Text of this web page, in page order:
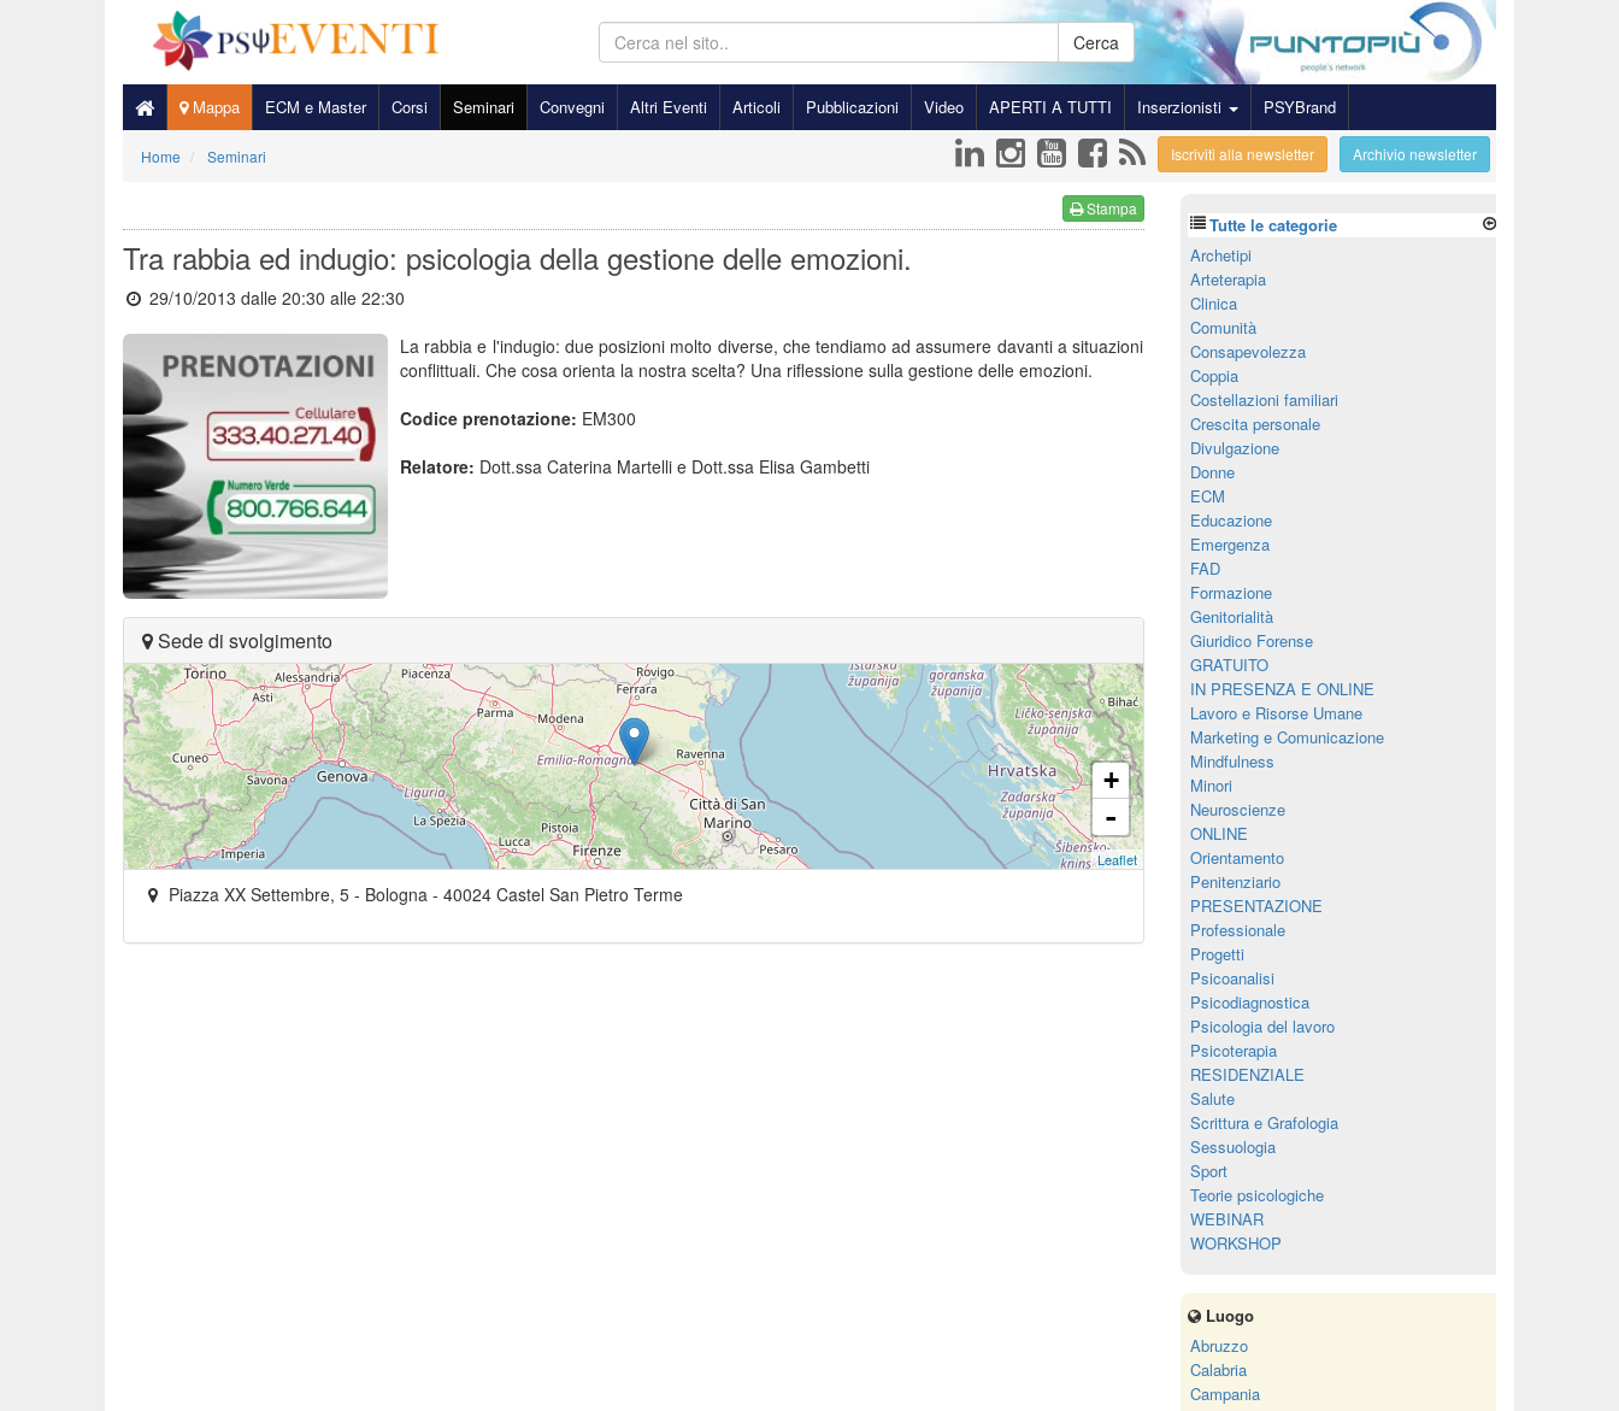
Cerca
Mappa ECM e Master Corsi Seminari Convegni Altri Eventi Articoli Pubblicazioni Video APERTI A TUTTI Inserzionisti PSYBrand
Home Seminari Archivio newsletter
Iscriviti alla newsletter
Stampa
Tra rabbia ed indugio: psicologia della gestione delle emozioni.
29/10/2013 dalle 20:30 alle 22:30
La rabbia e l'indugio: due posizioni molto diverse, che tendiamo ad assumere davanti a situazioni
conflittuali. Che cosa orienta la nostra scelta? Una riflessione sulla gestione delle emozioni.
Codice prenotazione: EM300
Relatore: Dott.ssa Caterina Martelli e Dott.ssa Elisa Gambetti
Sede di svolgimento
+
-
Leaflet
Piazza XX Settembre, 5 - Bologna - 40024 Castel San Pietro Terme
Tutte le categorie
Archetipi
Arteterapia
Clinica
Comunità
Consapevolezza
Coppia
Costellazioni familiari
Crescita personale
Divulgazione
Donne
ECM
Educazione
Emergenza
FAD
Formazione
Genitorialità
Giuridico Forense
GRATUITO
IN PRESENZA E ONLINE
Lavoro e Risorse Umane
Marketing e Comunicazione
Mindfulness
Minori
Neuroscienze
ONLINE
Orientamento
Penitenziario
PRESENTAZIONE
Professionale
Progetti
Psicoanalisi
Psicodiagnostica
Psicologia del lavoro
Psicoterapia
RESIDENZIALE
Salute
Scrittura e Grafologia
Sessuologia
Sport
Teorie psicologiche
WEBINAR
WORKSHOP
Luogo
Abruzzo
Calabria
Campania